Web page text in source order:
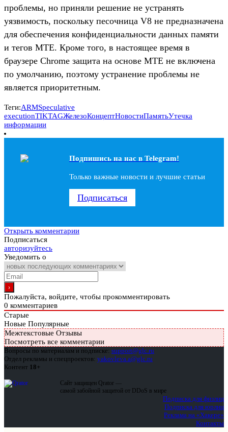
проблемы, но приняли решение не устранять
уязвимость, поскольку песочница V8 не предназначена
для обеспечения конфиденциальности данных памяти
и тегов MTE. Кроме того, в настоящее время в
браузере Chrome защита на основе MTE не включена
по умолчанию, поэтому устранение проблемы не
является приоритетным.
Теги:ARMSpeculative
executionTIKTAGЖелезоКонцептНовостиПамятьУтечка
информации
Подпишись на наc в Telegram!
Только важные новости и лучшие статьи
Подписаться
Открыть комментарии
Подписаться
авторизуйтесь
Уведомить о
Пожалуйста, войдите, чтобы прокомментировать
0 комментариев
Старые
Новые Популярные
Межтекстовые Отзывы
Посмотреть все комментарии
Вопросы по материалам и подписке: support@glc.ru
Отдел рекламы и спецпроектов: yakovleva.a@glc.ru
Контент 18+
Сайт защищен Qrator —
самой забойной защитой от DDoS в мире
Подписка для физлиц
Подписка для юрлиц
Реклама на «Хакере»
Контакты